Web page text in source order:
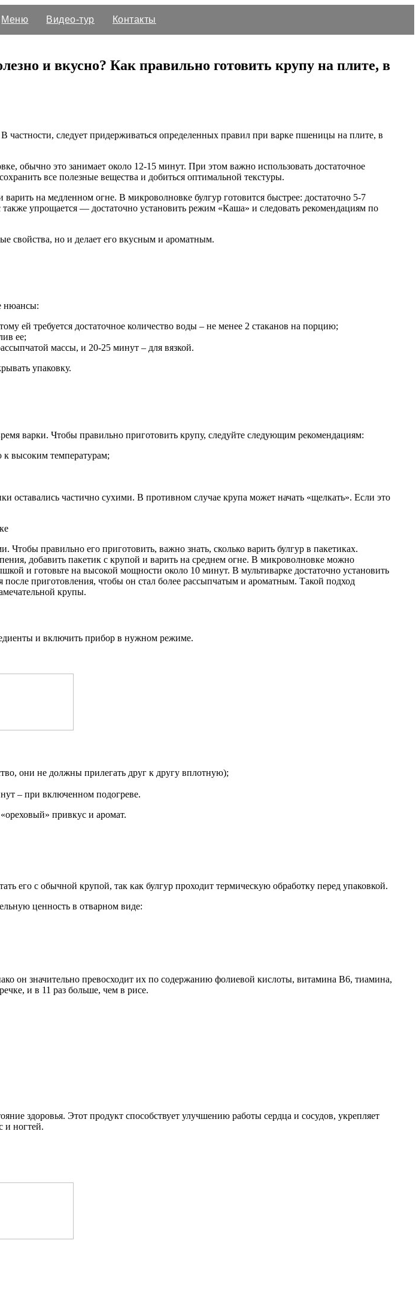
Меню Видео-тур
Контакты
и вкусно? Как правильно готовить крупу на плите, в
следует придерживаться определенных правил при варке пшеницы на плите, в
обычно это занимает около 12-15 минут. При этом важно использовать достаточное
все полезные вещества и добиться оптимальной текстуры.
на медленном огне. В микроволновке булгур готовится быстрее: достаточно 5-7
упрощается — достаточно установить режим «Каша» и следовать рекомендациям по
свойства, но и делает его вкусным и ароматным.
нюансы:
ей требуется достаточное количество воды – не менее 2 стаканов на порцию;
ее;
массы, и 20-25 минут – для вязкой.
упаковку.
варки. Чтобы правильно приготовить крупу, следуйте следующим рекомендациям:
к высоким температурам;
оставались частично сухими. В противном случае крупа может начать «щелкать». Если это
правильно его приготовить, важно знать, сколько варить булгур в пакетиках.
добавить пакетик с крупой и варить на среднем огне. В микроволновке можно
и готовьте на высокой мощности около 10 минут. В мультиварке достаточно установить
приготовления, чтобы он стал более рассыпчатым и ароматным. Такой подход
крупы.
и включить прибор в нужном режиме.
они не должны прилегать друг к другу вплотную);
– при включенном подогреве.
привкус и аромат.
его с обычной крупой, так как булгур проходит термическую обработку перед упаковкой.
ценность в отварном виде:
он значительно превосходит их по содержанию фолиевой кислоты, витамина В6, тиамина,
и в 11 раз больше, чем в рисе.
здоровья. Этот продукт способствует улучшению работы сердца и сосудов, укрепляет
и ногтей.